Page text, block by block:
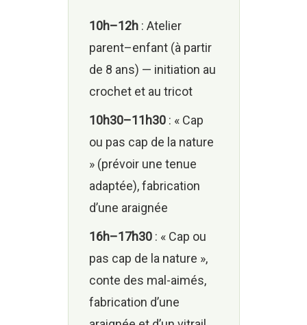
10h–12h : Atelier
parent–enfant (à partir
de 8 ans) — initiation au
crochet et au tricot
10h30–11h30 : « Cap
ou pas cap de la nature
» (prévoir une tenue
adaptée), fabrication
d’une araignée
16h–17h30 : « Cap ou
pas cap de la nature »,
conte des mal-aimés,
fabrication d’une